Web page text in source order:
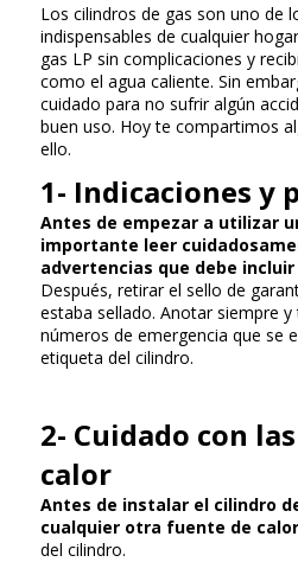
Los cilindros de gas son uno de
indispensables de cualquier
gas LP sin complicaciones y
como el agua caliente. Sin
cuidado para no sufrir algún
buen uso. Hoy te compartimos
ello.
1- Indicaciones y
Antes de empezar a utilizar
importante leer
advertencias que debe
Después, retirar el sello de
estaba sellado. Anotar siempre
números de emergencia que se
etiqueta del cilindro.
2- Cuidado con
calor
Antes de instalar el cilindro
cualquier otra fuente de calor
del cilindro.